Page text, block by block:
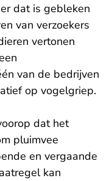
dat is gebleken
van verzoekers
vertonen
van de bedrijven
op vogelgriep.
dat het
pluimvee
en vergaande
kan